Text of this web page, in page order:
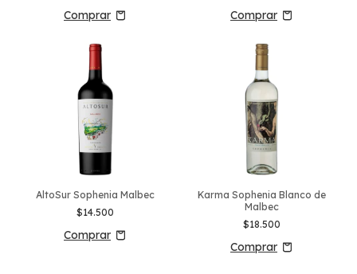
AltoSur Sophenia Malbec
$14.500
Karma Sophenia Blanco de
Malbec
$18.500